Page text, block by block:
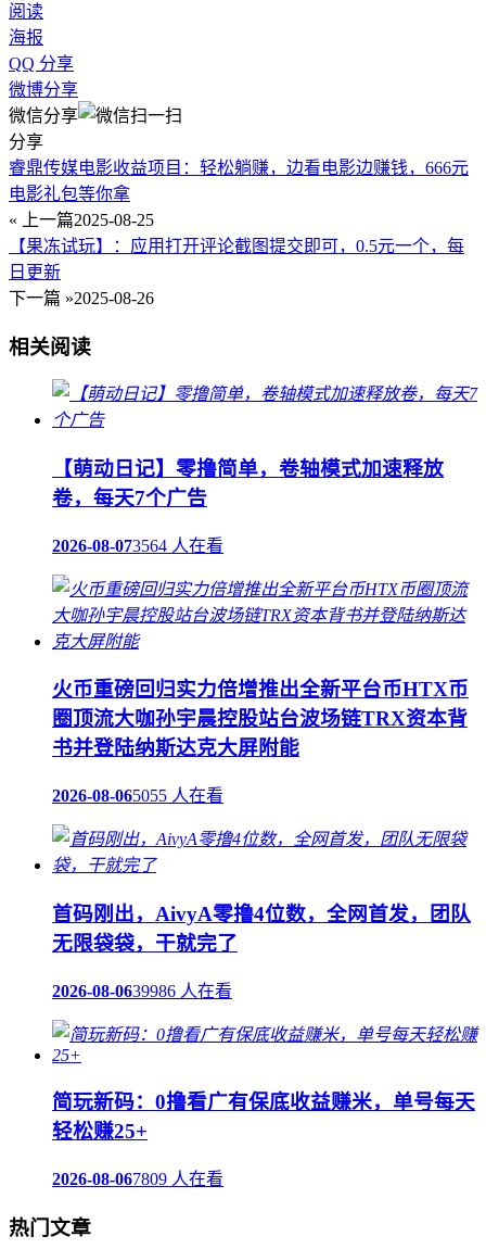
阅读
海报
QQ 分享
微博分享
微信分享
分享
睿鼎传媒电影收益项目：轻松躺赚，边看电影边赚钱，666元
电影礼包等你拿
« 上一篇2025-08-25
【果冻试玩】：应用打开评论截图提交即可，0.5元一个，每
日更新
下一篇 »2025-08-26
相关阅读
【萌动日记】零撸简单，卷轴模式加速释放
卷，每天7个广告
2026-08-073564 人在看
火币重磅回归实力倍增推出全新平台币HTX币
圈顶流大咖孙宇晨控股站台波场链TRX资本背
书并登陆纳斯达克大屏附能
2026-08-065055 人在看
首码刚出，AivyA零撸4位数，全网首发，团队
无限袋袋，干就完了
2026-08-0639986 人在看
简玩新码：0撸看广有保底收益赚米，单号每天
轻松赚25+
2026-08-067809 人在看
热门文章